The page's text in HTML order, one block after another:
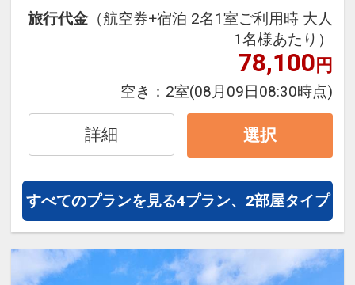
の絶景をお楽しみいただけます。
徒歩0分に位置する目の前のビーチ
では、ゆったりリラックスタイムを
過ごせるだけではなく、マリンアク
ティビティも充実。
旅行代金 （航空券+宿泊 2名1室ご利用時 大人
1名様あたり）
78,100円
空き： 2室(08月09日08:30時点)
詳細 選択
すべてのプランを見る4プラン、2部屋タイプ